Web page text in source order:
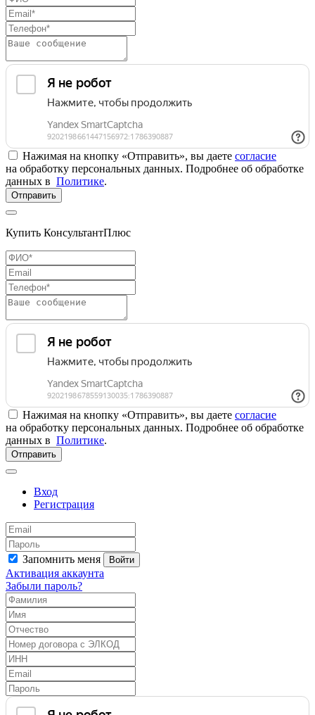
Нажимая на кнопку «Отправить», вы даете согласие
на обработку персональных данных. Подробнее об обработке
данных в Политике.
Отправить
Купить КонсультантПлюс
Нажимая на кнопку «Отправить», вы даете согласие
на обработку персональных данных. Подробнее об обработке
данных в Политике.
Отправить
Вход
Регистрация
Запомнить меня Войти
Активация аккаунта
Забыли пароль?